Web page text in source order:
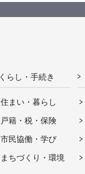
くらし・手続き
住まい・暮らし
戸籍・税・保険
市民協働・学び
まちづくり・環境